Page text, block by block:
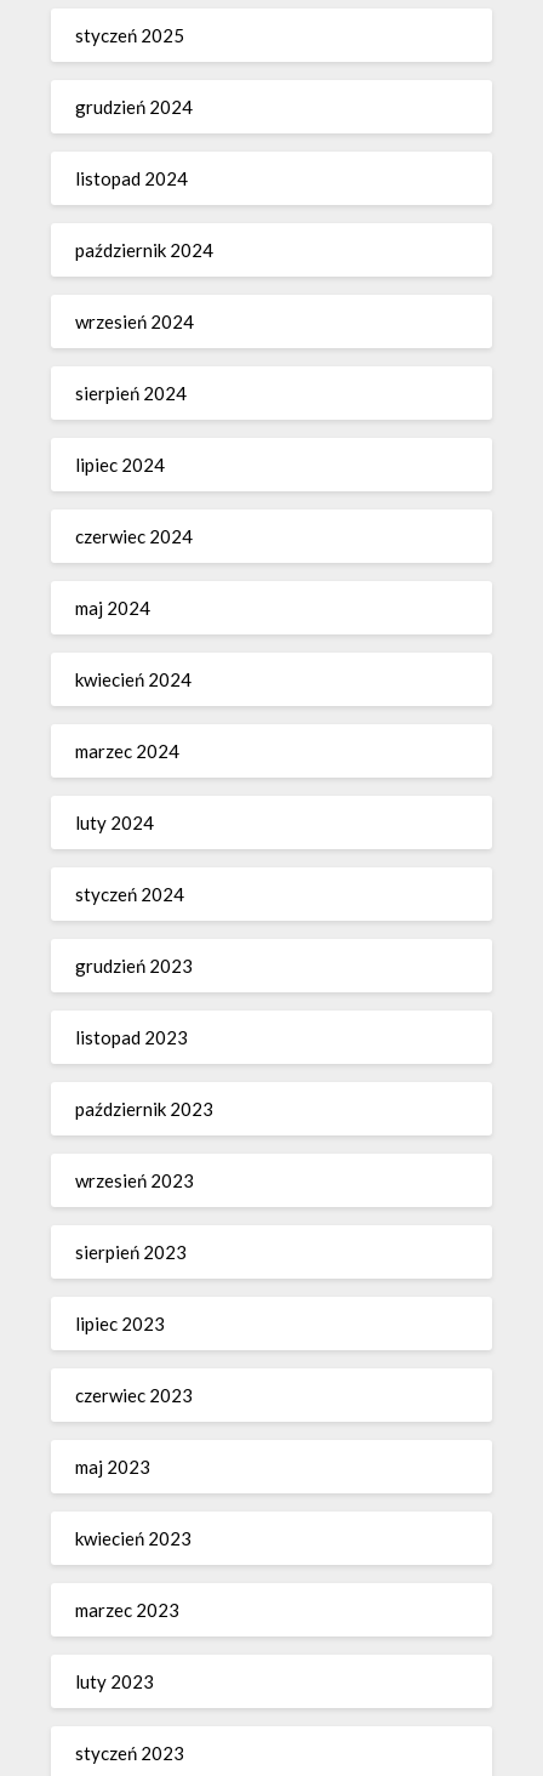
styczeń 2025
grudzień 2024
listopad 2024
październik 2024
wrzesień 2024
sierpień 2024
lipiec 2024
czerwiec 2024
maj 2024
kwiecień 2024
marzec 2024
luty 2024
styczeń 2024
grudzień 2023
listopad 2023
październik 2023
wrzesień 2023
sierpień 2023
lipiec 2023
czerwiec 2023
maj 2023
kwiecień 2023
marzec 2023
luty 2023
styczeń 2023